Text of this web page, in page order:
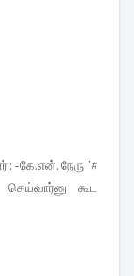
-கே.என். நேரு "#
கூட